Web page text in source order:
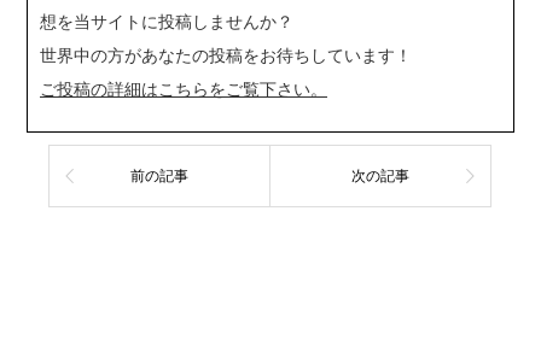
想を当サイトに投稿しませんか？
世界中の方があなたの投稿をお待ちしています！
ご投稿の詳細はこちらをご覧下さい。
前の記事 次の記事